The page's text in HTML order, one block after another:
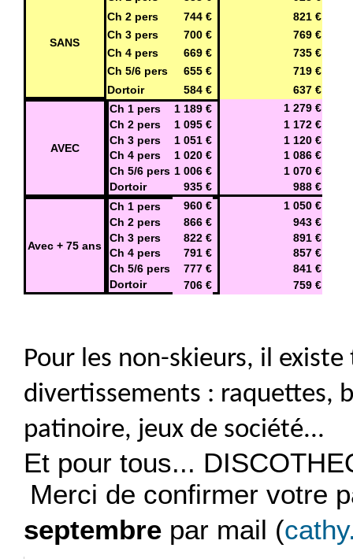
SANS
Ch 2 pers
744 €
821 €
Ch 3 pers
700 €
769 €
Ch 4 pers
669 €
735 €
Ch 5/6 pers
655 €
719 €
Dortoir
584 € 637 €
AVEC
Ch 1 pers 1 189 €
1 279 €
Ch 2 pers
1 095 €
1 172 €
Ch 3 pers
1 051 €
1 120 €
Ch 4 pers
1 020 €
1 086 €
Ch 5/6 pers 1 006 €
1 070 €
Dortoir
935 € 988 €
Avec + 75 ans
Ch 1 pers 960 €
1 050 €
Ch 2 pers
866 €
943 €
Ch 3 pers
822 €
891 €
Ch 4 pers
791 €
857 €
Ch 5/6 pers
777 €
841 €
Dortoir
706 € 759 €
Pour les non-skieurs, il
divertissements : raquettes,
patinoire, jeux de société...
Et pour tous...
Merci de confirmer votre
septembre par mail (